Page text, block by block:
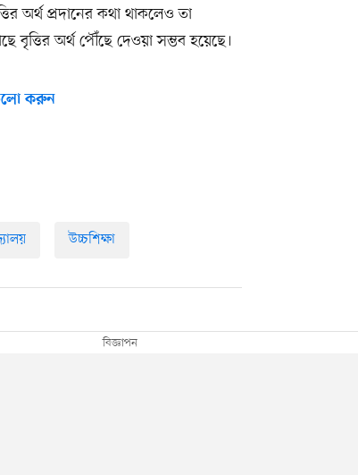
অর্থ প্রদানের কথা থাকলেও তা
বৃত্তির অর্থ পৌঁছে দেওয়া সম্ভব হয়েছে।
করুন
উচ্চশিক্ষা